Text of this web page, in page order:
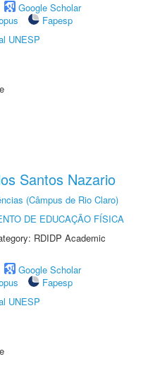
Google Scholar
Fapesp
UNESP
Santos Nazario
(Câmpus de Rio Claro)
DE EDUCAÇÃO FÍSICA
RDIDP Academic
Google Scholar
Fapesp
UNESP